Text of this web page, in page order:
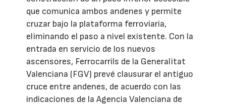
que comunica ambos andenes y permite
cruzar bajo la plataforma ferroviaria,
eliminando el paso a nivel existente. Con la
entrada en servicio de los nuevos
ascensores, Ferrocarrils de la Generalitat
Valenciana (FGV) prevé clausurar el antiguo
cruce entre andenes, de acuerdo con las
indicaciones de la Agencia Valenciana de